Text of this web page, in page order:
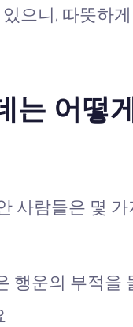
으니, 따뜻하
는 어떻
사람들은 몇 가
행운의 부적을